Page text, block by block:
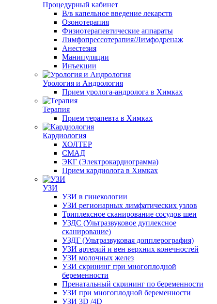
Процедурный кабинет
В/в капельное введение лекарств
Озонотерапия
Физиотерапевтические аппараты
Лимфопрессотерапия/Лимфодренаж
Анестезия
Манипуляции
Инъекции
Урология и Андрология
Прием уролога-андролога в Химках
Терапия
Прием терапевта в Химках
Кардиология
ХОЛТЕР
СМАД
ЭКГ (Электрокардиограмма)
Прием кардиолога в Химках
УЗИ
УЗИ в гинекологии
УЗИ регионарных лимфатических узлов
Триплексное сканирование сосудов шеи
УЗДС (Ультразвуковое дуплексное
сканирование)
УЗДГ (Ультразвуковая допплерография)
УЗИ артерий и вен верхних конечностей
УЗИ молочных желез
УЗИ скрининг при многоплодной
беременности
Пренатальный скрининг по беременности
УЗИ при многоплодной беременности
УЗИ 3D /4D